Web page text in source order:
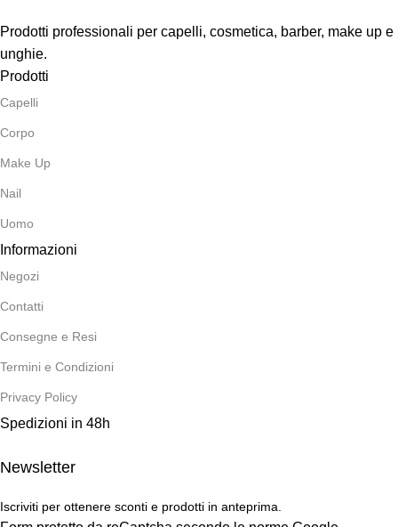
Prodotti professionali per capelli, cosmetica, barber, make up e
unghie.
Prodotti
Capelli
Corpo
Make Up
Nail
Uomo
Informazioni
Negozi
Contatti
Consegne e Resi
Termini e Condizioni
Privacy Policy
Spedizioni in 48h
Newsletter
Iscriviti per ottenere sconti e prodotti in anteprima.